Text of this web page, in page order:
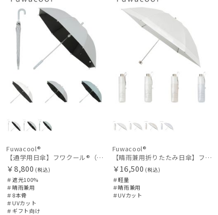
Fuwacool®
【通学用日傘】フワクール®（Fuwacool®） 遮光100 UV100
￥8,800 (税込)
＃遮光100%
＃晴雨兼用
＃8本骨
＃UVカット
＃ギフト向け
Fuwacool®
【晴雨兼用折りたたみ日傘】フワクール®ホワイト（Fuwacool® White）バイカラー 1級遮光 遮熱 UV99%以上
￥16,500 (税込)
＃軽量
＃晴雨兼用
＃UVカット